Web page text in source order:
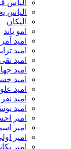
الیاس
الیاس
الیکان
امو باند
امید
امید
امید
امید
امید
امید
امید
امید
امیر
امیر
امیر
امیر